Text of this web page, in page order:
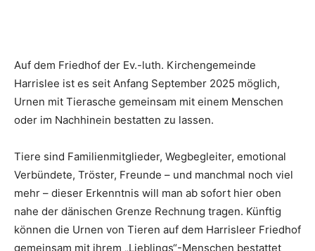
Auf dem Friedhof der Ev.-luth. Kirchengemeinde
Harrislee ist es seit Anfang September 2025 möglich,
Urnen mit Tierasche gemeinsam mit einem Menschen
oder im Nachhinein bestatten zu lassen.
Tiere sind Familienmitglieder, Wegbegleiter, emotional
Verbündete, Tröster, Freunde – und manchmal noch viel
mehr – dieser Erkenntnis will man ab sofort hier oben
nahe der dänischen Grenze Rechnung tragen. Künftig
können die Urnen von Tieren auf dem Harrisleer Friedhof
gemeinsam mit ihrem „Lieblings“-Menschen bestattet